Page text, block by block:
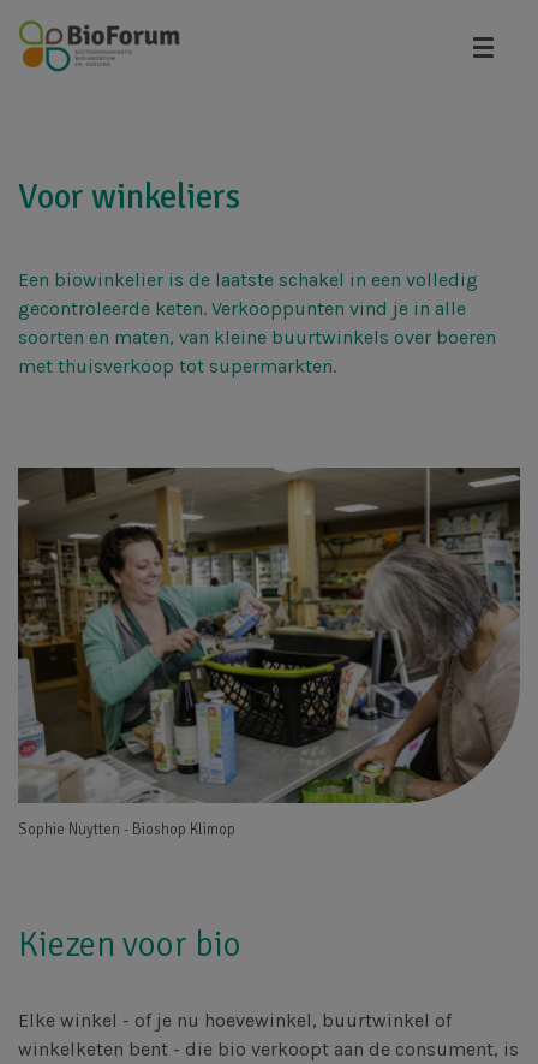
Voor winkeliers
Een biowinkelier is de laatste schakel in een volledig
gecontroleerde keten. Verkooppunten vind je in alle
soorten en maten, van kleine buurtwinkels over boeren
met thuisverkoop tot supermarkten.
Afbeelding
Sophie Nuytten - Bioshop Klimop
Kiezen voor bio
Elke winkel - of je nu hoevewinkel, buurtwinkel of
winkelketen bent - die bio verkoopt aan de consument, is